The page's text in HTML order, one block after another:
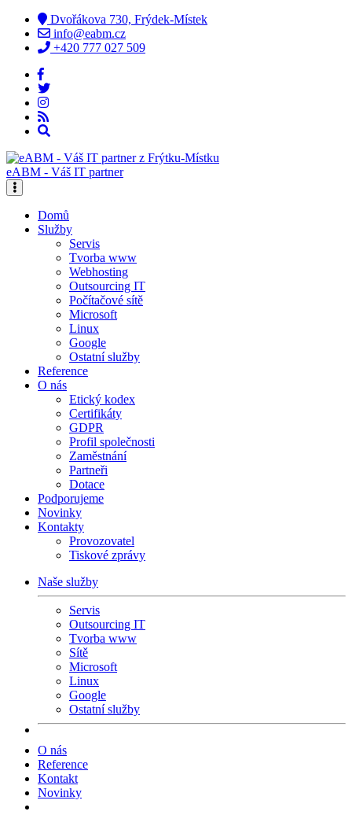
Dvořákova 730, Frýdek-Místek
info@eabm.cz
+420 777 027 509
eABM - Váš IT partner
Domů
Služby
Servis
Tvorba www
Webhosting
Outsourcing IT
Počítačové sítě
Microsoft
Linux
Google
Ostatní služby
Reference
O nás
Etický kodex
Certifikáty
GDPR
Profil společnosti
Zaměstnání
Partneři
Dotace
Podporujeme
Novinky
Kontakty
Provozovatel
Tiskové zprávy
Naše služby
Servis
Outsourcing IT
Tvorba www
Sítě
Microsoft
Linux
Google
Ostatní služby
O nás
Reference
Kontakt
Novinky